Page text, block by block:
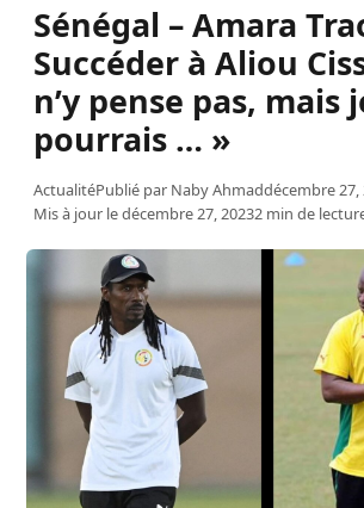
Sénégal – Amara
Succéder à Aliou
n’y pense pas, mais
pourrais … »
ActualitéPublié par Naby Ahmaddécembre 27,
Mis à jour le décembre 27, 20232 min de